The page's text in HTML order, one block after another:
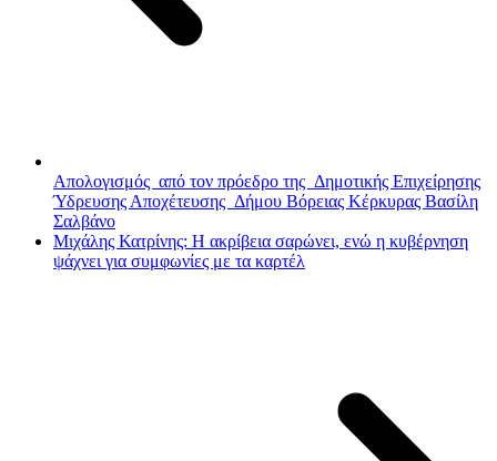
Απολογισμός από τον πρόεδρο της Δημοτικής Επιχείρησης
Ύδρευσης Αποχέτευσης Δήμου Βόρειας Κέρκυρας Βασίλη
Σαλβάνο
Μιχάλης Κατρίνης: Η ακρίβεια σαρώνει, ενώ η κυβέρνηση
ψάχνει για συμφωνίες με τα καρτέλ